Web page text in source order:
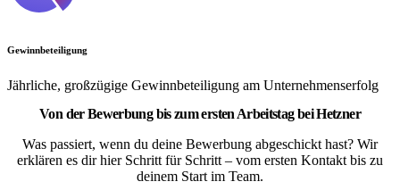
Gewinnbeteiligung
Jährliche, großzügige Gewinnbeteiligung am Unternehmenserfolg
Von der Bewerbung bis zum ersten Arbeitstag bei Hetzner
Was passiert, wenn du deine Bewerbung abgeschickt hast? Wir
erklären es dir hier Schritt für Schritt – vom ersten Kontakt bis zu
deinem Start im Team.